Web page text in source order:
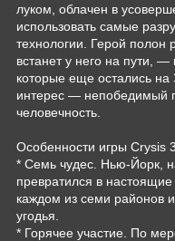
луком, облачен в
использовать самые
технологии. Герой полон
встанет у него на пути,
которые еще остались
интерес — непобедимый
человечность.
Особенности игры Crysis
* Семь чудес. Нью-Йорк,
превратился в
каждом из семи районов
угодья.
* Горячее участие. По